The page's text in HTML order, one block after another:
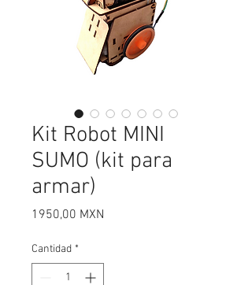
Kit Robot MINI
SUMO (kit para
armar)
1950,00 MXN
Cantidad *